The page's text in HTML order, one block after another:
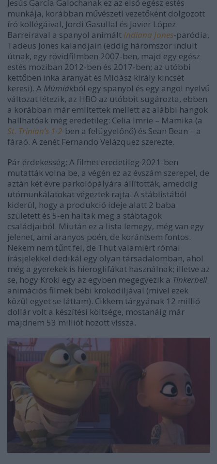
Jesús García Galochanak ez az első egész estés
munkája, korábban művészeti vezetőként dolgozott
író kollégáival, Jordi Gasullal és Javier López
Barreiraval a spanyol animált Indiana Jones-paródia,
Tadeus Jones kalandjain (eddig háromszor indult
útnak, egy rövidfilmben 2007-ben, majd egy egész
estés moziban 2012-ben és 2017-ben; az utóbbi
kettőben inka aranyat és Midász király kincsét
keresi). A Múmiákból egy spanyol és egy angol nyelvű
változat létezik, az HBO az utóbbit sugározta, ebben
a korábban már említettek mellett az alábbi hangok
hallhatóak még eredetileg: Celia Imrie – Mamika (a
St. Trinian’s 1-2-ben a felügyelőnő) és Sean Bean – a
fáraó. A zenét Fernando Velázquez szerezte.
Pár érdekesség: A filmet eredetileg 2021-ben
mutatták volna be, a végén ez az évszám szerepel, de
aztán két évre parkolópályára állították, ameddig
utómunkálatokat végeztek rajta. A stáblistából
kiderül, hogy a produkció ideje alatt 2 baba
született és 5-en haltak meg a stábtagok
családjaiból. Miután ez a lista lemegy, még van egy
jelenet, ami aranyos poén, de korántsem fontos.
Nekem nem tűnt fel, de Thut valamiért római
írásjelekkel dedikál egy olyan társadalomban, ahol
még a gyerekek is hieroglifákat használnak; illetve az
se, hogy Kroki egy az egyben megegyezik a Tinkerbell
animációs filmek bébi krokodiljával (mivel ezek
közül egyet se láttam). Cikkem tárgyának 12 millió
dollár volt a készítési költsége, mostanáig már
majdnem 53 milliót hozott vissza.